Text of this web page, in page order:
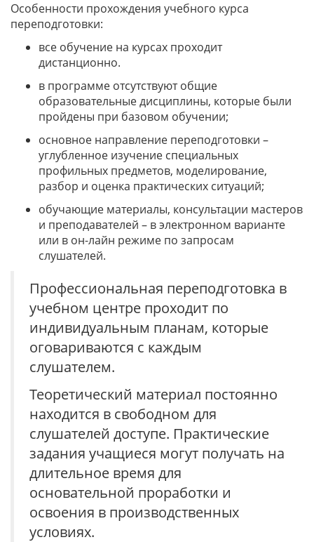
Особенности прохождения учебного курса
переподготовки:
все обучение на курсах проходит
дистанционно.
в программе отсутствуют общие
образовательные дисциплины, которые были
пройдены при базовом обучении;
основное направление переподготовки –
углубленное изучение специальных
профильных предметов, моделирование,
разбор и оценка практических ситуаций;
обучающие материалы, консультации мастеров
и преподавателей – в электронном варианте
или в он-лайн режиме по запросам
слушателей.
Профессиональная переподготовка в
учебном центре проходит по
индивидуальным планам, которые
оговариваются с каждым
слушателем.
Теоретический материал постоянно
находится в свободном для
слушателей доступе. Практические
задания учащиеся могут получать на
длительное время для
основательной проработки и
освоения в производственных
условиях.